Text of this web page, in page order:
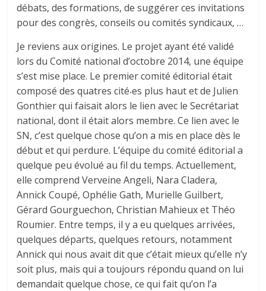
débats, des formations, de suggérer ces invitations
pour des congrès, conseils ou comités syndicaux, …
Je reviens aux origines. Le projet ayant été validé
lors du Comité national d’octobre 2014, une équipe
s’est mise place. Le premier comité éditorial était
composé des quatres cité⸳es plus haut et de Julien
Gonthier qui faisait alors le lien avec le Secrétariat
national, dont il était alors membre. Ce lien avec le
SN, c’est quelque chose qu’on a mis en place dès le
début et qui perdure. L’équipe du comité éditorial a
quelque peu évolué au fil du temps. Actuellement,
elle comprend Verveine Angeli, Nara Cladera,
Annick Coupé, Ophélie Gath, Murielle Guilbert,
Gérard Gourguechon, Christian Mahieux et Théo
Roumier. Entre temps, il y a eu quelques arrivées,
quelques départs, quelques retours, notamment
Annick qui nous avait dit que c’était mieux qu’elle n’y
soit plus, mais qui a toujours répondu quand on lui
demandait quelque chose, ce qui fait qu’on l’a